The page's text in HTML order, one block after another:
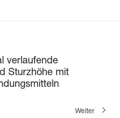
verlaufende
Sturzhöhe mit
Weiter